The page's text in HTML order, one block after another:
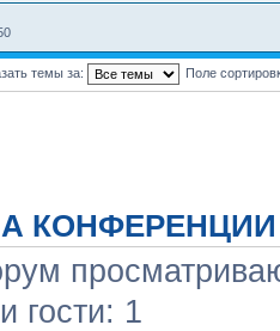
темы за: Поле
КОНФЕРЕНЦИИ
гости: 1